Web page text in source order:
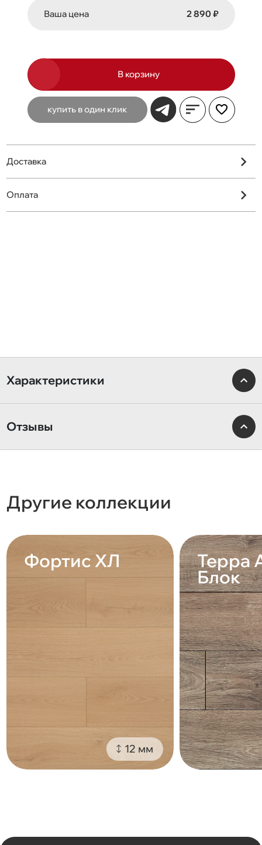
Ваша цена 2 890 ₽
В корзину
купить в один клик
Доставка
Оплата
Характеристики
Отзывы
Другие коллекции
Фортис ХЛ
12 мм
Терра
Блок